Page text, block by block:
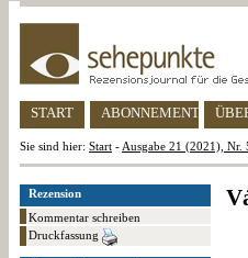
START ABONNEMENT
Sie sind hier: Start - Ausgabe 21 (2021), Nr.
Rezension
Kommentar schreiben
Druckfassung